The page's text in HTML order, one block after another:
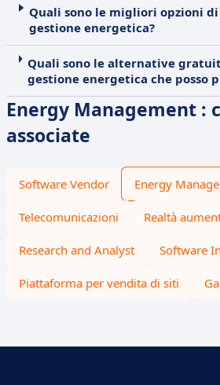
Quali sono le migliori opzioni
gestione energetica?
Quali sono le alternative
gestione energetica che posso
Energy Management :
associate
Software Vendor Energy
Telecomunicazioni Realtà
Research and Analyst Software
Piattaforma per vendita di siti